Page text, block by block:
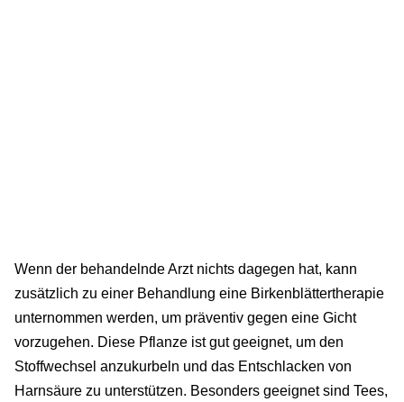
Wenn der behandelnde Arzt nichts dagegen hat, kann
zusätzlich zu einer Behandlung eine Birkenblättertherapie
unternommen werden, um präventiv gegen eine Gicht
vorzugehen. Diese Pflanze ist gut geeignet, um den
Stoffwechsel anzukurbeln und das Entschlacken von
Harnsäure zu unterstützen. Besonders geeignet sind Tees,